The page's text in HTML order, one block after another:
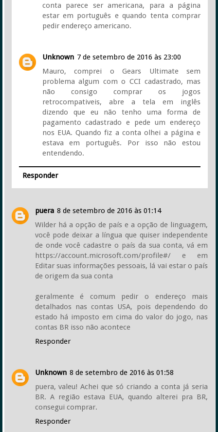
conta parece ser americana, para a página
estar em português e quando tenta comprar
pedir endereço americano.
Unknown 7 de setembro de 2016 às 23:00
Mauro, comprei o Gears Ultimate sem
problema algum com o CCI cadastrado, mas
não consigo comprar os jogos
retrocompativeis, abre a tela em inglês
dizendo que eu não tenho uma forma de
pagamento cadastrado e pede um endereço
nos EUA. Quando fiz a conta olhei a página e
estava em português. Por isso não estou
entendendo.
Responder
puera 8 de setembro de 2016 às 01:14
Wilder há a opção de país e a opção de linguagem,
você pode deixar a língua que quiser independente
de onde você cadastre o país da sua conta, vá em
https://account.microsoft.com/profile#/ e em
Editar suas informações pessoais, lá vai estar o país
de origem da sua conta
geralmente é comum pedir o endereço mais
detalhados nas contas USA, pois dependendo do
estado há imposto em cima do valor do jogo, nas
contas BR isso não acontece
Responder
Unknown 8 de setembro de 2016 às 01:58
puera, valeu! Achei que só criando a conta já seria
BR. A região estava EUA, quando alterei pra BR,
consegui comprar.
Responder